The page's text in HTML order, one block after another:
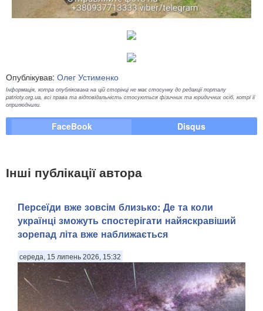
Опублікував: Олег Устименко
Інформація, котра опублікована на цій сторінці не має стосунку до редакції порталу
patrioty.org.ua, всі права та відповідальність стосуються фізичних та юридичних осіб, котрі її
оприлюднили.
FaceBook Disqus
Інші публікації автора
Персеїди вже зовсім близько: Де та коли
українці зможуть спостерігати найяскравіший
зорепад літа вже наближається
середа, 15 липень 2026, 15:32